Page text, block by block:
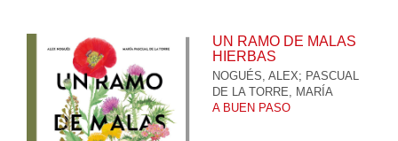
UN RAMO DE MALAS
HIERBAS
NOGUÉS, ALEX; PASCUAL
DE LA TORRE, MARÍA
A BUEN PASO